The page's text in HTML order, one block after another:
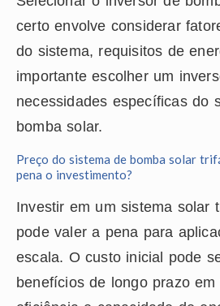
certo envolve considerar
do sistema, requisitos de
importante escolher um
necessidades específicas do
bomba solar.
Preço do sistema de bomba solar
pena o investimento?
Investir em um sistema solar
pode valer a pena para
escala. O custo inicial pode
benefícios de longo prazo